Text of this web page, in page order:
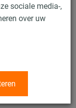
sociale media-,
over uw